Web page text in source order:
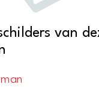
van